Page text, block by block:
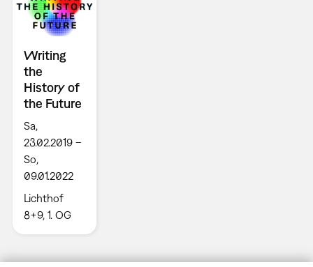
Writing
the
History of
the Future
Sa,
23.02.2019 –
So,
09.01.2022
Lichthof
8+9, 1. OG